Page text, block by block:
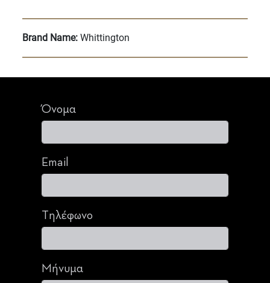
Brand Name:Whittington
Όνομα
Email
Τηλέφωνο
Μήνυμα